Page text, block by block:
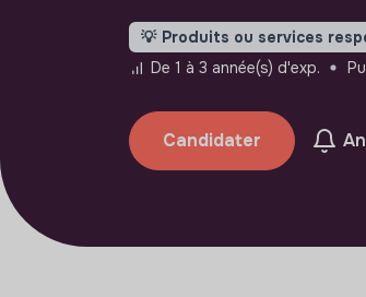
💡 Produits ou services
De 1 à 3 année(s) d'exp.
Candidater